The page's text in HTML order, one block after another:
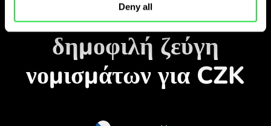
Deny all
Παρακολουθήστε τα
δημοφιλή ζεύγη
νομισμάτων για CZK